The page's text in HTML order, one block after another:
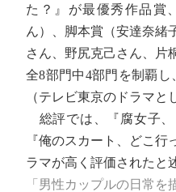
た？』が最優秀作品賞
ん）、脚本賞（安達奈緒
さん、野尻克己さん、片
全8部門中4部門を制覇
（テレビ東京のドラマと
総評では、『腐女子、
『俺のスカート、どこ
ラマが高く評価されたと
「男性カップルの日常